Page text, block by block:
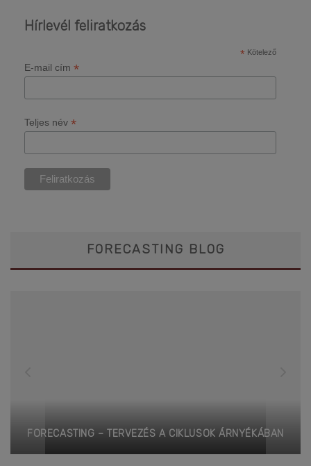
Hírlevél feliratkozás
* Kötelező
E-mail cím *
Teljes név *
FORECASTING BLOG
FORECASTING – TERVEZÉS A CIKLUSOK ÁRNYÉKÁBAN